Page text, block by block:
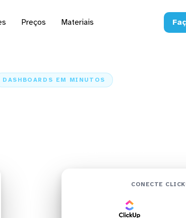
Preços Materiais
DASHBOARDS EM MINUTOS
CONECTE